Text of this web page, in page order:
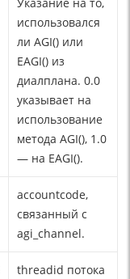
использовался
ли AGI() или
EAGI() из
диалплана. 0.0
указывает на
использование
метода AGI(), 1.0
— на EAGI().
accountcode,
связанный с
agi_channel.
threadid потока